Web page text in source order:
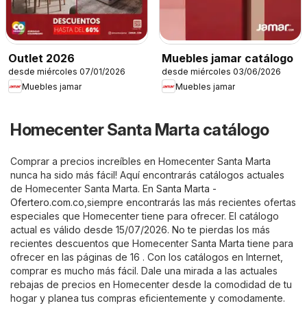
Outlet 2026
desde miércoles 07/01/2026
Muebles jamar
Muebles jamar catálogo
desde miércoles 03/06/2026
Muebles jamar
Homecenter Santa Marta catálogo
Comprar a precios increíbles en Homecenter Santa Marta
nunca ha sido más fácil! Aquí encontrarás catálogos actuales
de Homecenter Santa Marta. En Santa Marta -
Ofertero.com.co ,siempre encontrarás las más recientes ofertas
especiales que Homecenter tiene para ofrecer. El catálogo
actual es válido desde 15/07/2026. No te pierdas los más
recientes descuentos que Homecenter Santa Marta tiene para
ofrecer en las páginas de 16 . Con los catálogos en Internet,
comprar es mucho más fácil. Dale una mirada a las actuales
rebajas de precios en Homecenter desde la comodidad de tu
hogar y planea tus compras eficientemente y comodamente.